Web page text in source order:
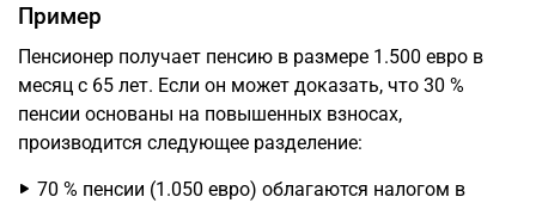
Пример
Пенсионер получает пенсию в размере 1.500 евро в
месяц с 65 лет. Если он может доказать, что 30 %
пенсии основаны на повышенных взносах,
производится следующее разделение:
70 % пенсии (1.050 евро) облагаются налогом в